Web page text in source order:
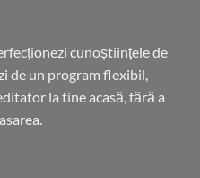
cunoștiințele de
de un program flexibil,
la tine acasă, fără a